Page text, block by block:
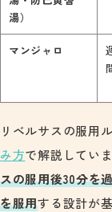
湯）
マンジャロ
リベルサスの服用
み方で解説してい
スの服用後30分を
を服用する設計が基